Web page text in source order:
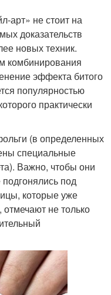
арт» не стоит на
доказательств
новых техник.
комбинирования
эффекта битого
популярностью
практически
(в определенных
специальные
Важно, чтобы они
под
которые уже
не только